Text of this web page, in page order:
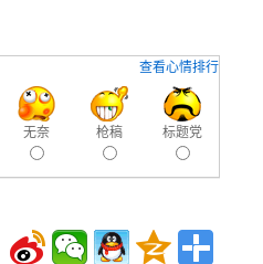
查看心情排行
无奈 枪稿 标题党